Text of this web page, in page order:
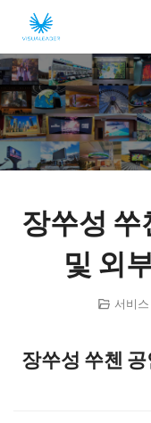
장쑤성 쑤
및 외
서비스
장쑤성 쑤첸